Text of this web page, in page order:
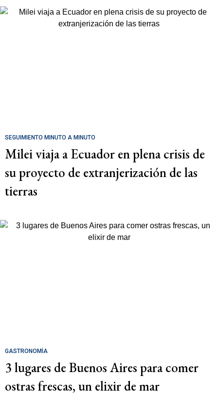
SEGUIMIENTO MINUTO A MINUTO
Milei viaja a Ecuador en plena crisis de
su proyecto de extranjerización de las
tierras
GASTRONOMÍA
3 lugares de Buenos Aires para comer
ostras frescas, un elixir de mar